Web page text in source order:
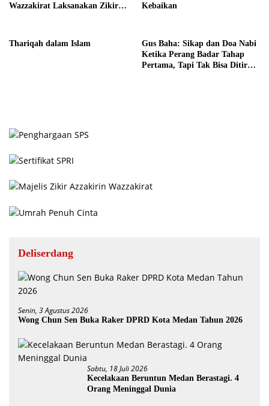
Wazzakirat Laksanakan Zikir
Kebaikan
Thariqah dalam Islam
Gus Baha: Sikap dan Doa Nabi
Ketika Perang Badar Tahap
Pertama, Tapi Tak Bisa Ditiru
Deliserdang
Senin, 3 Agustus 2026
Wong Chun Sen Buka Raker DPRD Kota Medan Tahun 2026
Sabtu, 18 Juli 2026
Kecelakaan Beruntun Medan Berastagi. 4
Orang Meninggal Dunia